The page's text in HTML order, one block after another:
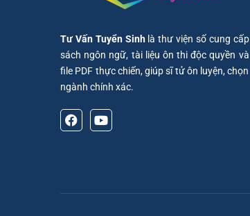
Tư Vấn Tuyển Sinhlà thư viện số cung cấp
sách ngôn ngữ, tài liệu ôn thi độc quyền và
file PDF thực chiến, giúp sĩ tử ôn luyện, chọn
ngành chính xác.